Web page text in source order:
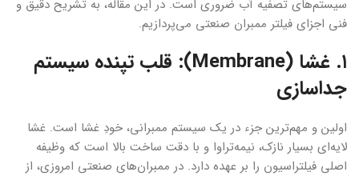
سیستم‌های تصفیه آب ضروری است. در این مقاله، به تشریح دقیق و
فنی اجزای فیلتر ممبران صنعتی می‌پردازیم.
۱. غشا (Membrane): قلب تپنده سیستم
جداسازی
اولین و مهم‌ترین جزء در یک سیستم ممبرانی، خودِ غشا است. غشا
لایه‌ای بسیار نازک، نیمه‌تراوا و با دقت ساخت بالا است که وظیفه
اصلی فیلتراسیون را بر عهده دارد. در ممبران‌های صنعتی امروزی، از